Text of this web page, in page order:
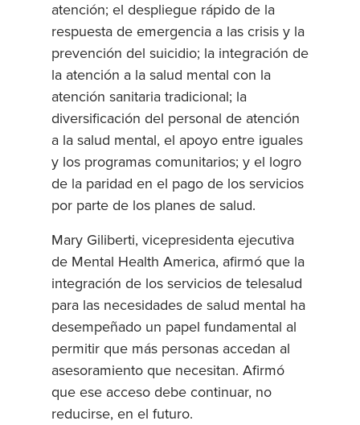
atención; el despliegue rápido de la
respuesta de emergencia a las crisis y la
prevención del suicidio; la integración de
la atención a la salud mental con la
atención sanitaria tradicional; la
diversificación del personal de atención
a la salud mental, el apoyo entre iguales
y los programas comunitarios; y el logro
de la paridad en el pago de los servicios
por parte de los planes de salud.
Mary Giliberti, vicepresidenta ejecutiva
de Mental Health America, afirmó que la
integración de los servicios de telesalud
para las necesidades de salud mental ha
desempeñado un papel fundamental al
permitir que más personas accedan al
asesoramiento que necesitan. Afirmó
que ese acceso debe continuar, no
reducirse, en el futuro.